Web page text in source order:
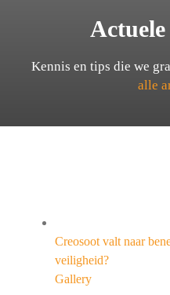
Kennis en tips die we
alle
Creosoot valt naar
veiligheid?
Gallery